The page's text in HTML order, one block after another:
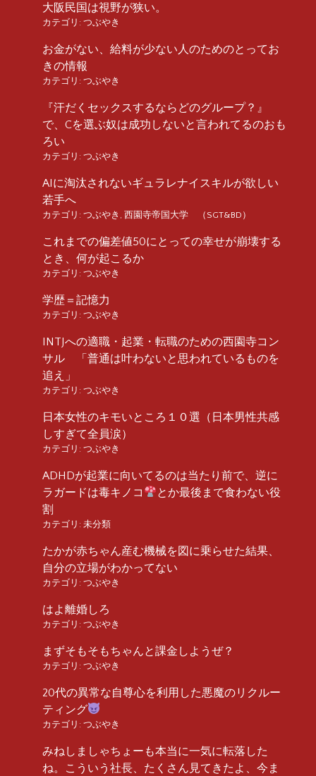
大阪民国は視野が狭い。
カテゴリ: つぶやき
お金がない、給料が少ない人のためのとってお
きの情報
カテゴリ: つぶやき
『汗だくセックスするならどのグループ？』
で、Cを選ぶ奴は成功しないと言われてるのおも
ろい
カテゴリ: つぶやき
AIに淘汰されないギュラレナイスキルが欲しい
若手へ
カテゴリ: つぶやき 西園寺帝国大学 （SGT&BD）
これまでの偏差値50にとっての幸せが崩壊する
とき、何が起こるか
カテゴリ: つぶやき
学歴＝記憶力
カテゴリ: つぶやき
INTJへの適職・起業・転職のための西園寺コン
サル 「普通は叶わないと思われているものを
追え」
カテゴリ: つぶやき
日本女性のキモいところ１０選（日本男性共感
しすぎて全員涙）
カテゴリ: つぶやき
ADHDが起業に向いてるのは当たり前で、逆に
ラガードは毒キノコ
とか最後まで食わない役
割
カテゴリ: 未分類
たかが赤ちゃん産む機械を図に乗らせた結果、
自分の立場がわかってない
カテゴリ: つぶやき
はよ離婚しろ
カテゴリ: つぶやき
まずそもそもちゃんと課金しようぜ？
カテゴリ: つぶやき
20代の異常な自尊心を利用した悪魔のリクルー
ティング
カテゴリ: つぶやき
みねしましゃちょーも本当に一気に転落した
ね。こういう社長、たくさん見てきたよ、今ま